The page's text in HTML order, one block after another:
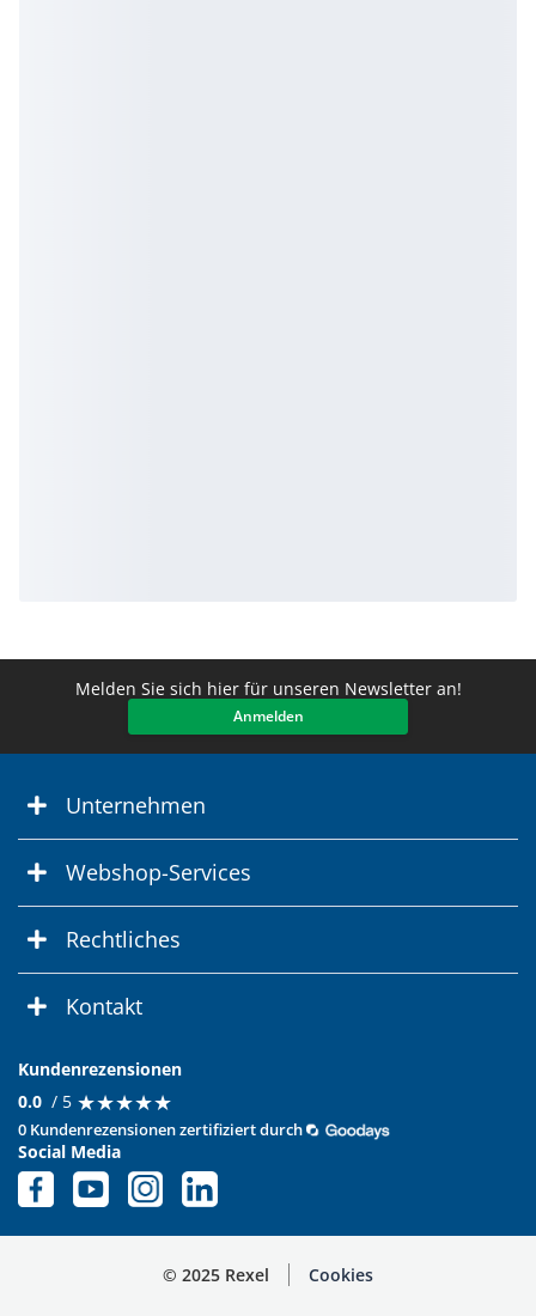
Melden Sie sich hier für unseren Newsletter an!
Anmelden
Unternehmen
Webshop-Services
Rechtliches
Kontakt
Kundenrezensionen
0.0 / 5 ★★★★★
★★★★★
0 Kundenrezensionen zertifiziert durch
Social Media
© 2025 Rexel Cookies